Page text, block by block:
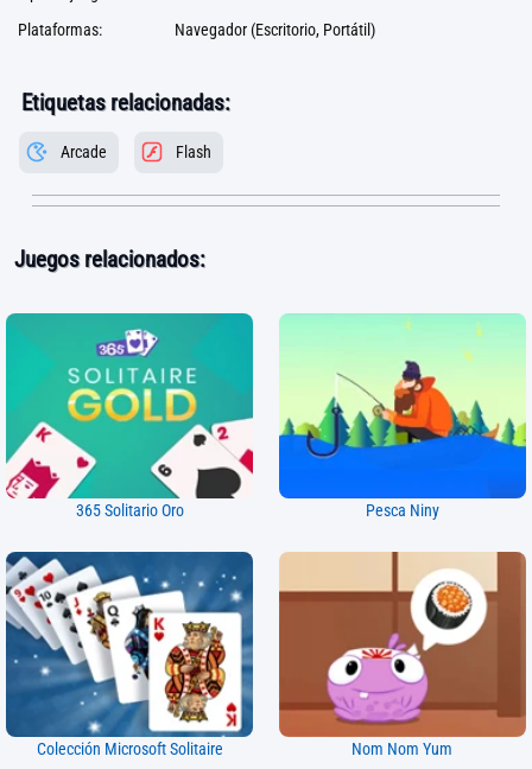
Plataformas:
Navegador (Escritorio, Portátil)
Etiquetas relacionadas:
Arcade Flash
Juegos relacionados:
365 Solitario Oro Pesca Niny
Colección Microsoft Solitaire Nom Nom Yum